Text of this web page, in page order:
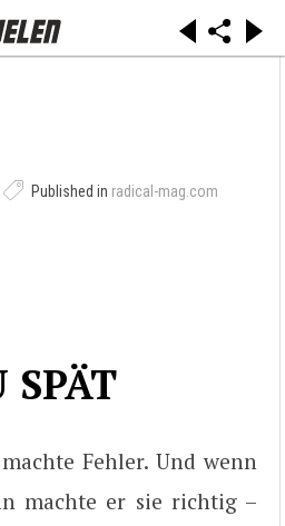
Published in radical-mag.com
SPÄT
Fehler. Und wenn
machte er sie richtig –